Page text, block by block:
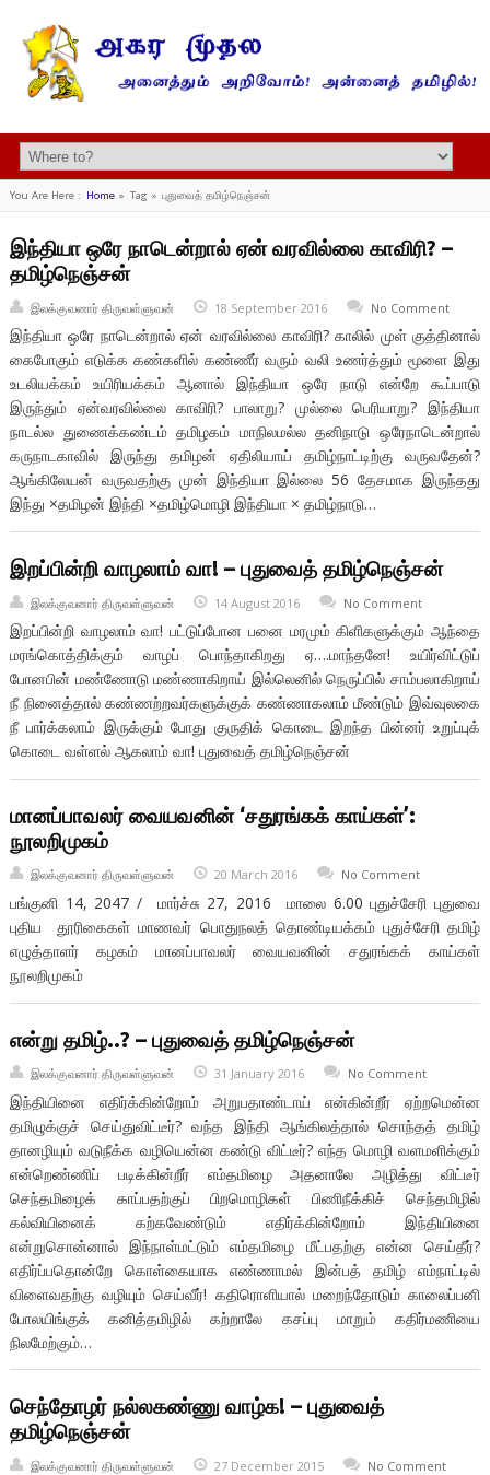
You Are Here : Home» Tag » புதுவைத் தமிழ்நெஞ்சன்
இந்தியா ஒரே நாடென்றால் ஏன் வரவில்லை காவிரி? –
தமிழ்நெஞ்சன்
இலக்குவனார் திருவள்ளுவன் 18 September 2016 No Comment
இந்தியா ஒரே நாடென்றால் ஏன் வரவில்லை காவிரி? காலில் முள் குத்தினால்
கைபோகும் எடுக்க கண்களில் கண்ணீர் வரும் வலி உணர்த்தும் மூளை இது
உடலியக்கம் உயிரியக்கம் ஆனால் இந்தியா ஒரே நாடு என்றே கூப்பாடு
இருந்தும் ஏன்வரவில்லை காவிரி? பாலாறு? முல்லை பெரியாறு? இந்தியா
நாடல்ல துணைக்கண்டம் தமிழகம் மாநிலமல்ல தனிநாடு ஒரேநாடென்றால்
கருநாடகாவில் இருந்து தமிழன் ஏதிலியாய் தமிழ்நாட்டிற்கு வருவதேன்?
ஆங்கிலேயன் வருவதற்கு முன் இந்தியா இல்லை 56 தேசமாக இருந்தது
இந்து ×தமிழன் இந்தி ×தமிழ்மொழி இந்தியா × தமிழ்நாடு…
இறப்பின்றி வாழலாம் வா! – புதுவைத் தமிழ்நெஞ்சன்
இலக்குவனார் திருவள்ளுவன் 14 August 2016 No Comment
இறப்பின்றி வாழலாம் வா! பட்டுப்போன பனை மரமும் கிளிகளுக்கும் ஆந்தை
மரங்கொத்திக்கும் வாழப் பொந்தாகிறது ஏ….மாந்தனே! உயிர்விட்டுப்
போனபின் மண்ணோடு மண்ணாகிறாய் இல்லெனில் நெருப்பில் சாம்பலாகிறாய்
நீ நினைத்தால் கண்ணற்றவர்களுக்குக் கண்ணாகலாம் மீண்டும் இவ்வுலகை
நீ பார்க்கலாம் இருக்கும் போது குருதிக் கொடை இறந்த பின்னர் உறுப்புக்
கொடை வள்ளல் ஆகலாம் வா! புதுவைத் தமிழ்நெஞ்சன்
மானப்பாவலர் வையவனின் ‘சதுரங்கக் காய்கள்’:
நூலறிமுகம்
இலக்குவனார் திருவள்ளுவன் 20 March 2016 No Comment
பங்குனி 14, 2047 / மார்ச்சு 27, 2016 மாலை 6.00 புதுச்சேரி புதுவை
புதிய தூரிகைகள் மாணவர் பொதுநலத் தொண்டியக்கம் புதுச்சேரி தமிழ்
எழுத்தாளர் கழகம் மானப்பாவலர் வையவனின் சதுரங்கக் காய்கள்
நூலறிமுகம்
என்று தமிழ்..? – புதுவைத் தமிழ்நெஞ்சன்
இலக்குவனார் திருவள்ளுவன் 31 January 2016 No Comment
இந்தியினை எதிர்க்கின்றோம் அறுபதாண்டாய் என்கின்றீர் ஏற்றமென்ன
தமிழுக்குச் செய்துவிட்டீர்? வந்த இந்தி ஆங்கிலத்தால் சொந்தத் தமிழ்
தானழியும் வடுநீக்க வழியென்ன கண்டு விட்டீர்? எந்த மொழி வளமளிக்கும்
என்றெண்ணிப் படிக்கின்றீர் எம்தமிழை அதனாலே அழித்து விட்டீர்
செந்தமிழைக் காப்பதற்குப் பிறமொழிகள் பிணிநீக்கிச் செந்தமிழில்
கல்வியினைக் கற்கவேண்டும் எதிர்க்கின்றோம் இந்தியினை
என்றுசொன்னால் இந்நாள்மட்டும் எம்தமிழை மீட்பதற்கு என்ன செய்தீர்?
எதிர்ப்பதொன்றே கொள்கையாக எண்ணாமல் இன்பத் தமிழ் எம்நாட்டில்
விளைவதற்கு வழியும் செய்வீர்! கதிரொளியால் மறைந்தோடும் காலைப்பனி
போலயிங்குக் கனித்தமிழில் கற்றாலே கசப்பு மாறும் கதிர்மணியை
நிலமேற்கும்…
செந்தோழர் நல்லகண்ணு வாழ்க! – புதுவைத்
தமிழ்நெஞ்சன்
இலக்குவனார் திருவள்ளுவன் 27 December 2015 No Comment